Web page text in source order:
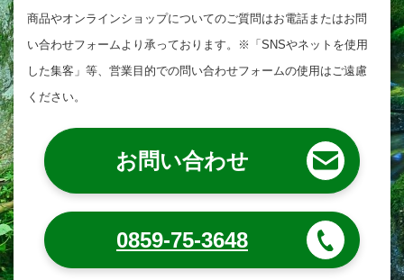
商品やオンラインショップについてのご質問はお電話またはお問
い合わせフォームより承っております。 ※「SNSやネットを使用
した集客」等、営業目的での問い合わせフォームの使用はご遠慮
ください。
お問い合わせ
0859-75-3648